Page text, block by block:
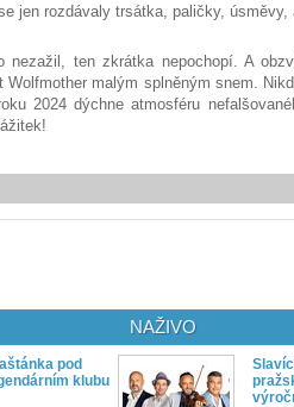
jen rozdávaly trsátka, paličky,
nezažil, ten zkrátka nepochopí. A
Wolfmother malým splněným snem.
2024 dýchne atmosféru
pod
klubu
NAŽIVO